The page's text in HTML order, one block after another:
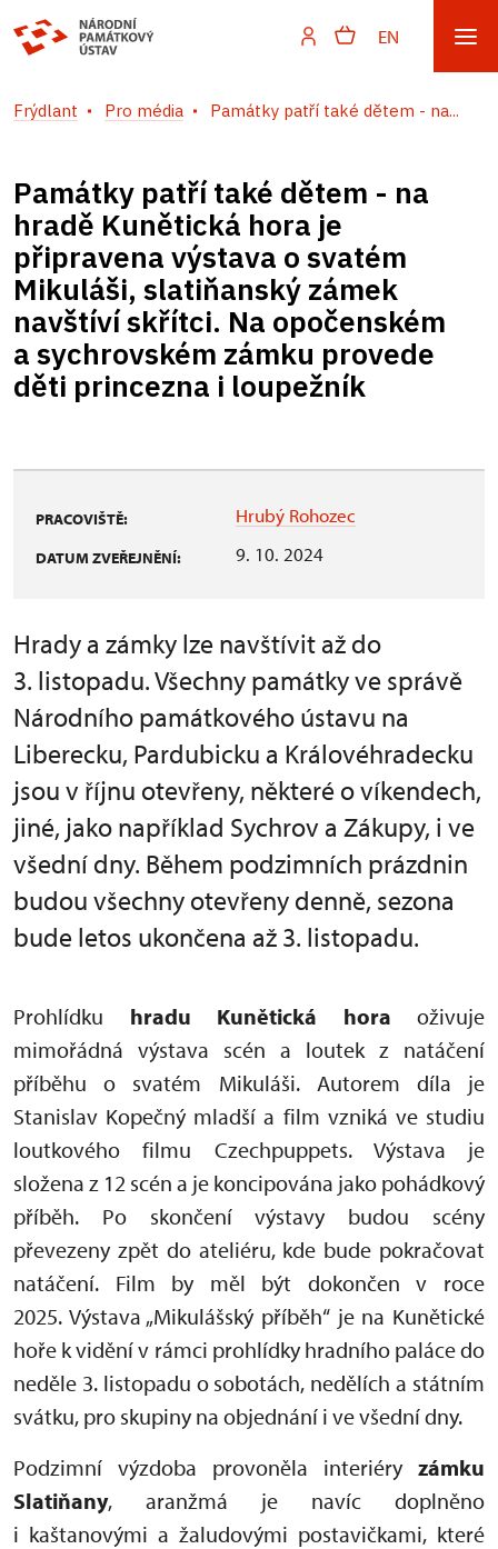
EN
Frýdlant Pro média Památky patří také dětem - na...
Památky patří také dětem - na
hradě Kunětická hora je
připravena výstava o svatém
Mikuláši, slatiňanský zámek
navštíví skřítci. Na opočenském
a sychrovském zámku provede
děti princezna i loupežník
PRACOVIŠTĚ: Hrubý Rohozec
DATUM ZVEŘEJNĚNÍ: 9. 10. 2024
Hrady a zámky lze navštívit až do
3. listopadu. Všechny památky ve správě
Národního památkového ústavu na
Liberecku, Pardubicku a Královéhradecku
jsou v říjnu otevřeny, některé o víkendech,
jiné, jako například Sychrov a Zákupy, i ve
všední dny. Během podzimních prázdnin
budou všechny otevřeny denně, sezona
bude letos ukončena až 3. listopadu.
Prohlídku hradu Kunětická hora oživuje
mimořádná výstava scén a loutek z natáčení
příběhu o svatém Mikuláši. Autorem díla je
Stanislav Kopečný mladší a film vzniká ve studiu
loutkového filmu Czechpuppets. Výstava je
složena z 12 scén a je koncipována jako pohádkový
příběh. Po skončení výstavy budou scény
převezeny zpět do ateliéru, kde bude pokračovat
natáčení. Film by měl být dokončen v roce
2025. Výstava „Mikulášský příběh“ je na Kunětické
hoře k vidění v rámci prohlídky hradního paláce do
neděle 3. listopadu o sobotách, nedělích a státním
svátku, pro skupiny na objednání i ve všední dny.
Podzimní výzdoba provoněla interiéry zámku
Slatiňany, aranžmá je navíc doplněno
i kaštanovými a žaludovými postavičkami, které